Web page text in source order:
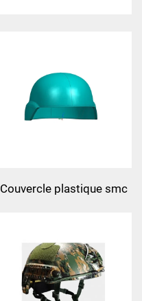
Couvercle plastique smc
usine chine taizhou
fabricant